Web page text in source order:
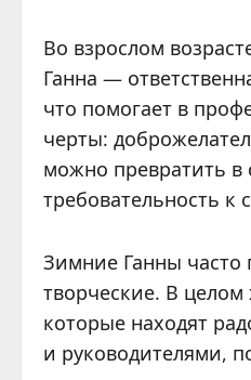
Во взрослом
Ганна —
что помогает в
черты:
можно превратить в
требовательность к
Зимние Ганны часто
творческие. В
которые находят
и руководителями,